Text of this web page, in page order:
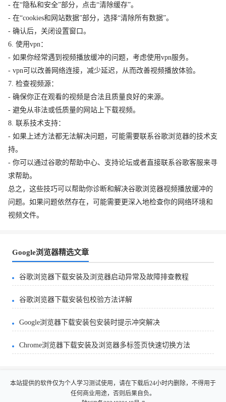
- 在“隐私和安全”部分，点击“清除缓存”。
- 在“cookies和网站数据”部分，选择“清除所有数据”。
- 确认后，关闭设置窗口。
6. 使用vpn：
- 如果你经常遇到视频播放缓冲的问题，考虑使用vpn服务。
- vpn可以改善网络连接，减少延迟，从而改善视频播放体验。
7. 检查视频源：
- 确保你正在观看的视频是合法且质量良好的来源。
- 避免从非法或低质量的网站上下载视频。
8. 联系技术支持：
- 如果上述方法都无法解决问题，可能需要联系谷歌浏览器的技术支
持。
- 你可以通过谷歌的帮助中心、支持论坛或者直接联系谷歌客服来寻
求帮助。
总之，这些技巧可以帮助你诊断和解决谷歌浏览器视频播放缓冲的
问题。如果问题依然存在，可能需要更深入地检查你的网络环境和
视频文件。
Google浏览器精选文章
谷歌浏览器下载安装及浏览器启动异常及故障排查教程
谷歌浏览器下载安装包校验方法详解
Google浏览器下载安装包安装时提示冲突解决
Chrome浏览器下载安装及浏览器多标签页快速切换方法
本站提供的软件仅为个人学习测试使用，请在下载后24小时内删除，不得用于
任何商业用途，否则后果自负。